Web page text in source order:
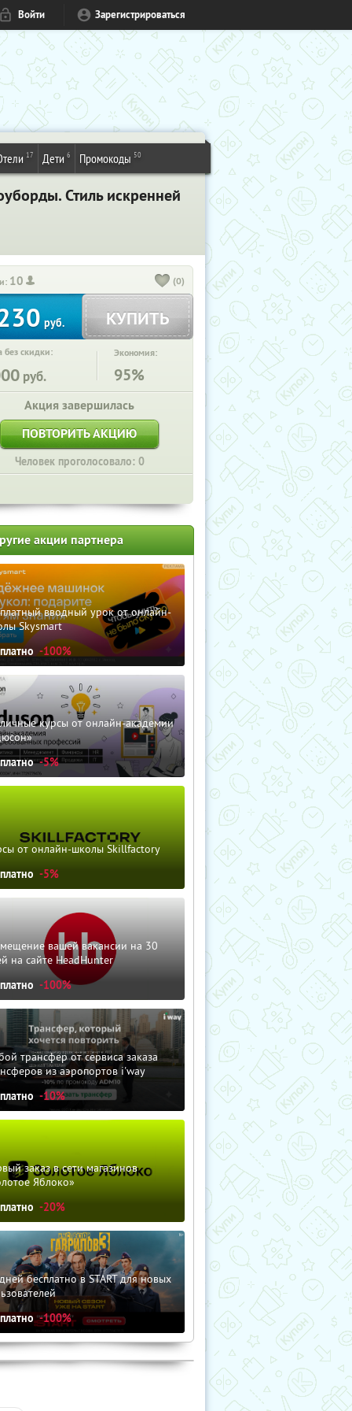
Войти Зарегистрироваться
17 Дети 6 Промокоды 50
Стиль искренней
10 (0)
руб. КУПИТЬ
без скидки:
руб.
Экономия:
95%
Акция завершилась
ПОВТОРИТЬ АКЦИЮ
Человек проголосовало: 0
акции партнера
вводный урок от онлайн-
Skysmart
-100%
курсы от онлайн-академии
-5%
от онлайн-школы Skillfactory
-5%
вашей вакансии на 30
на сайте HeadHunter
-100%
трансфер от сервиса заказа
из аэропортов i'way
-10%
заказ в сети магазинов
Яблоко»
-20%
бесплатно в START для новых
-100%